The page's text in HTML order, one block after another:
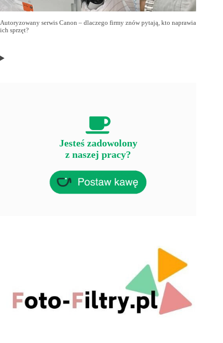
Autoryzowany serwis Canon – dlaczego firmy znów pytają, kto naprawia
ich sprzęt?
Jesteś zadowolony
z naszej pracy?